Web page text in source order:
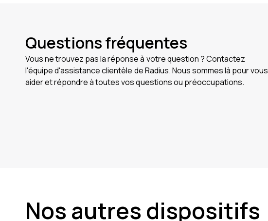
Questions fréquentes
Vous ne trouvez pas la réponse à votre question ? Contactez
l'équipe d'assistance clientèle de Radius. Nous sommes là pour vous
aider et répondre à toutes vos questions ou préoccupations.
Nos autres dispositifs